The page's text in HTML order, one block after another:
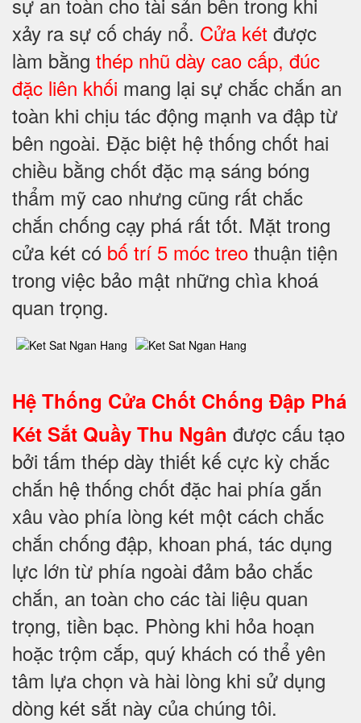
xảy ra sự cố cháy nổ. Cửa két được
làm bằng thép nhũ dày cao cấp, đúc
đặc liên khối mang lại sự chắc chắn an
toàn khi chịu tác động mạnh va đập từ
bên ngoài. Đặc biệt hệ thống chốt hai
chiều bằng chốt đặc mạ sáng bóng
thẩm mỹ cao nhưng cũng rất chắc
chắn chống cạy phá rất tốt. Mặt trong
cửa két có bố trí 5 móc treo thuận tiện
trong việc bảo mật những chìa khoá
quan trọng.
Hệ Thống Cửa Chốt Chống Đập Phá
Két Sắt Quầy Thu Ngân được cấu tạo
bởi tấm thép dày thiết kế cực kỳ chắc
chắn hệ thống chốt đặc hai phía gắn
xâu vào phía lòng két một cách chắc
chắn chống đập, khoan phá, tác dụng
lực lớn từ phía ngoài đảm bảo chắc
chắn, an toàn cho các tài liệu quan
trọng, tiền bạc. Phòng khi hỏa hoạn
hoặc trộm cắp, quý khách có thể yên
tâm lựa chọn và hài lòng khi sử dụng
dòng két sắt này của chúng tôi.